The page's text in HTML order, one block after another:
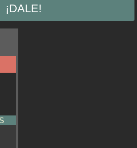
¡DALE!